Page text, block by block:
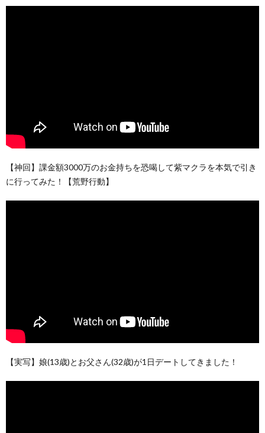
【神回】課金額3000万のお金持ちを恐喝して紫マクラを本気で引き
に行ってみた！【荒野行動】
【実写】娘(13歳)とお父さん(32歳)が1日デートしてきました！